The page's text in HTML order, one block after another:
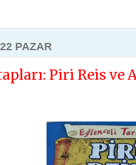
PAZAR
Piri Reis ve